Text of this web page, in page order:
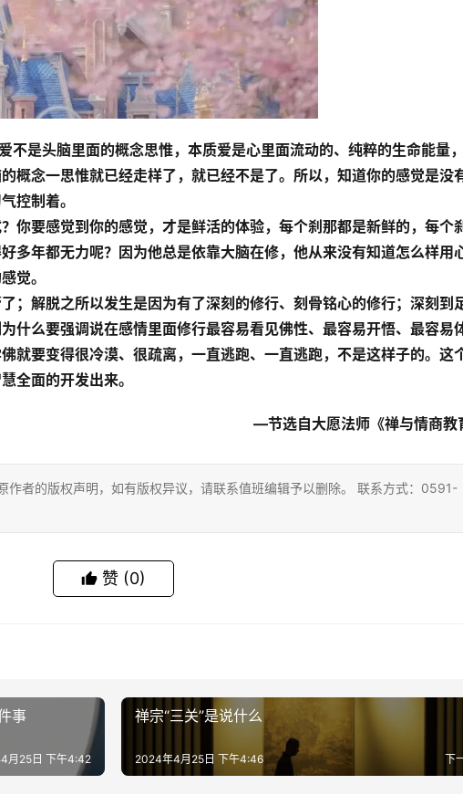
是头脑里面的概念思惟，本质爱是心里面流动的、纯粹的生命能量
概念一思惟就已经走样了，就已经不是了。所以，知道你的感觉是没
控制着。
要感觉到你的感觉，才是鲜活的体验，每个刹那都是新鲜的，每个
多年都无力呢？因为他总是依靠大脑在修，他从来没有知道怎么样用
觉。
解脱之所以发生是因为有了深刻的修行、刻骨铭心的修行；深刻到
什么要强调说在感情里面修行最容易看见佛性、最容易开悟、最容易
就要变得很冷漠、很疏离，一直逃跑、一直逃跑，不是这样子的。这
全面的开发出来。
—节选自大愿法师《禅与情商教
作者的版权声明，如有版权异议，请联系值班编辑予以删除。 联系方式：0591-
赞 (0)
事
月25日 下午4:42
禅宗“三关”是说什么
下
2024年4月25日 下午4:46